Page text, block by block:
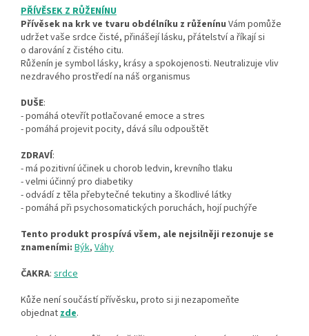
PŘÍVĚSEK Z RŮŽENÍNU
Přívěsek na krk ve tvaru obdélníku z růženínu Vám pomůže
udržet vaše srdce čisté, přinášejí lásku, přátelství a říkají si
o darování z čistého citu.
Růženín je symbol lásky, krásy a spokojenosti. Neutralizuje vliv
nezdravého prostředí na náš organismus
DUŠE:
- pomáhá otevřít potlačované emoce a stres
- pomáhá projevit pocity, dává sílu odpouštět
ZDRAVÍ:
- má pozitivní účinek u chorob ledvin, krevního tlaku
- velmi účinný pro diabetiky
- odvádí z těla přebytečné tekutiny a škodlivé látky
- pomáhá při psychosomatických poruchách, hojí puchýře
Tento produkt prospívá všem, ale nejsilněji rezonuje se
znameními: Býk, Váhy
ČAKRA: srdce
Kůže není součástí přívěsku, proto si ji nezapomeňte
objednatzde.